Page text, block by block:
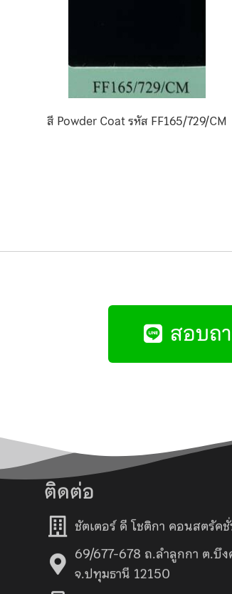
สี Powder Coat รหัส FF165/729/CM
สอบถ
ติดต่อ
ชัตเตอร์ ดี โชติกา คอนสตรัค
69/677-678 ถ.ลำลูกกา ต.บึ
จ.ปทุมธานี 12150